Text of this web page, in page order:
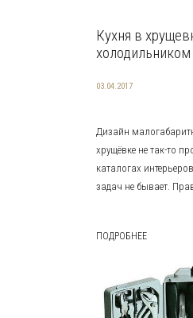
Кухня в
03.04.2017
Дизайн
хрущёвке не так-то
каталогах
задач не бывает.
ПОДРОБНЕЕ